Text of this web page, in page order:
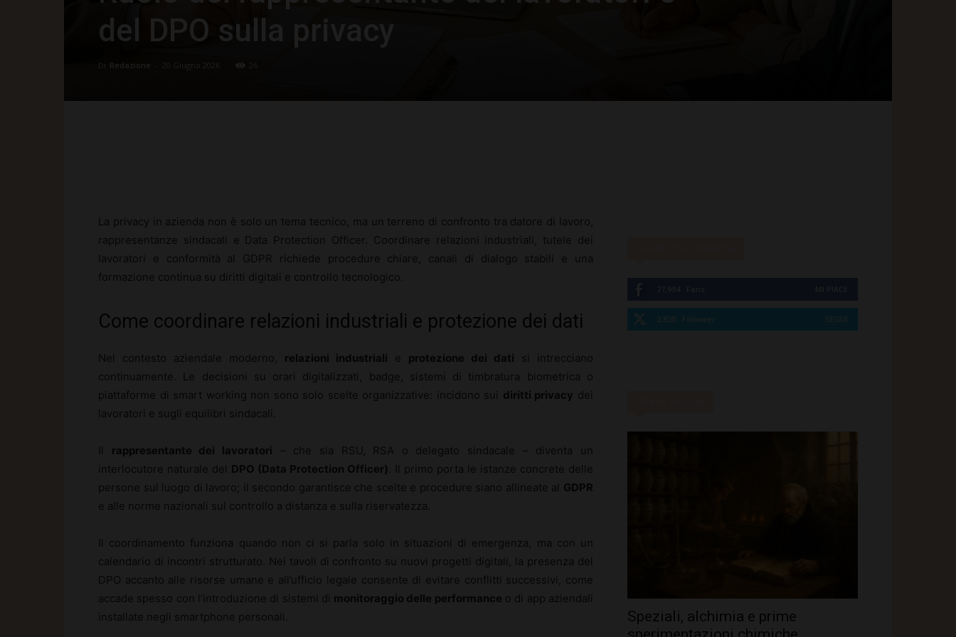
del DPO sulla privacy
Di Redazione 20 Giugno 2026
La privacy in azienda non è solo un tema tecnico, ma un terreno di confronto tra datore di lavoro,
rappresentanze sindacali e Data Protection Officer. Coordinare relazioni industriali, tutele dei
lavoratori e conformità al GDPR richiede procedure chiare, canali di dialogo stabili e una
formazione continua su diritti digitali e controllo tecnologico.
Come coordinare relazioni industriali e protezione dei dati
Nel contesto aziendale moderno, relazioni industriali e protezione dei dati si intrecciano
continuamente. Le decisioni su orari digitalizzati, badge, sistemi di timbratura biometrica o
piattaforme di smart working non sono solo scelte organizzative: incidono sui diritti privacy dei
lavoratori e sugli equilibri sindacali.
rappresentante dei lavoratori – che sia RSU, RSA o delegato sindacale – diventa un
interlocutore naturale del DPO (Data Protection Officer)
. Il primo porta le istanze concrete delle
persone sul luogo di lavoro; il secondo garantisce che scelte e procedure siano allineate al GDPR
e alle norme nazionali sul controllo a distanza e sulla riservatezza.
Il coordinamento funziona quando non ci si parla solo in situazioni di emergenza, ma con un
calendario di incontri strutturato. Nei tavoli di confronto su nuovi progetti digitali, la presenza del
DPO accanto alle risorse umane e all’ufficio legale consente di evitare conflitti successivi, come
accade spesso con l’introduzione di sistemi di monitoraggio delle performance o di app aziendali
installate negli smartphone personali.
2,820 Follower SEGUI
Speziali, alchimia e prime